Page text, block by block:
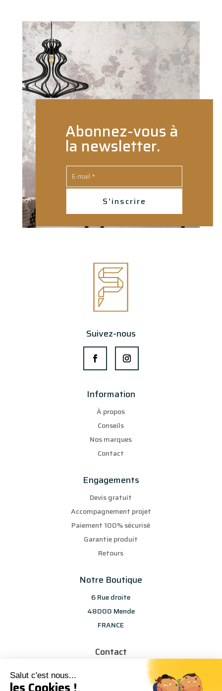
Salut c'est nous...
Abonnez-vous à
la newsletter.
S'inscrire
Suivez-nous
Information
À propos
Conseils
Nos marques
Contact
Engagements
Devis gratuit
Accompagnement projet
Paiement 100% sécurisé
Garantie produit
Retours
Notre Boutique
6 Rue droite
48000 Mende
FRANCE
Contact
info@les-selections-sandp.fr